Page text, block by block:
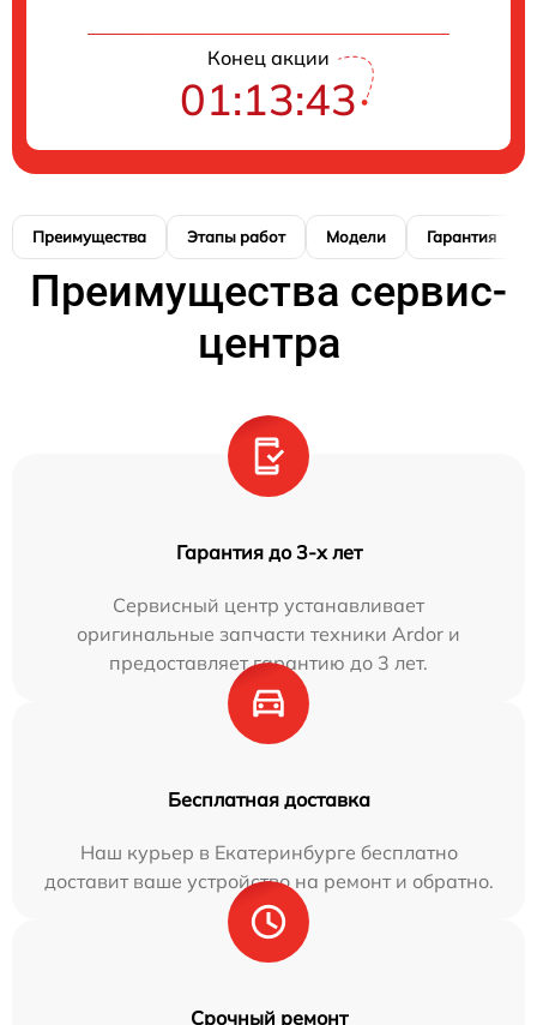
Конец акции
01:13:42
Преимущества Этапы работ Модели Гарантия
Преимущества сервис-
центра
Гарантия до 3-х лет
Сервисный центр устанавливает
оригинальные запчасти техники Ardor и
предоставляет гарантию до 3 лет.
Бесплатная доставка
Наш курьер в Екатеринбурге бесплатно
доставит ваше устройство на ремонт и обратно.
Срочный ремонт